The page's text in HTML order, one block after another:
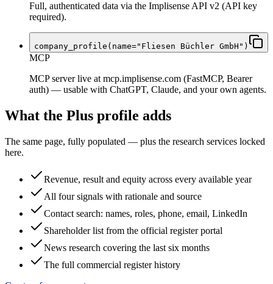
Full, authenticated data via the Implisense API v2 (API key
required).
company_profile(name="Fliesen Büchler GmbH")
MCP
MCP server live at mcp.implisense.com (FastMCP, Bearer
auth) — usable with ChatGPT, Claude, and your own agents.
What the Plus profile adds
The same page, fully populated — plus the research services locked
here.
Revenue, result and equity across every available year
All four signals with rationale and source
Contact search: names, roles, phone, email, LinkedIn
Shareholder list from the official register portal
News research covering the last six months
The full commercial register history